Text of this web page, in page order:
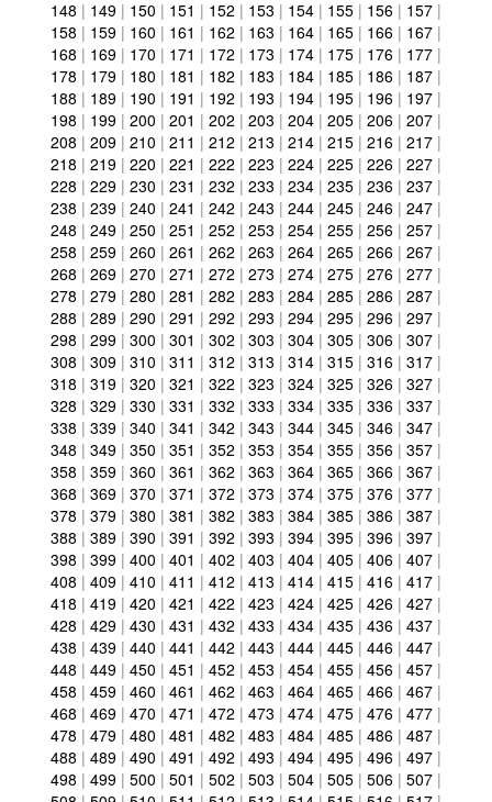
148 | 149 | 150 | 151 | 152 | 153 | 154 | 155 | 156 | 157 |
158 | 159 | 160 | 161 | 162 | 163 | 164 | 165 | 166 | 167 |
168 | 169 | 170 | 171 | 172 | 173 | 174 | 175 | 176 | 177 |
178 | 179 | 180 | 181 | 182 | 183 | 184 | 185 | 186 | 187 |
188 | 189 | 190 | 191 | 192 | 193 | 194 | 195 | 196 | 197 |
198 | 199 | 200 | 201 | 202 | 203 | 204 | 205 | 206 | 207 |
208 | 209 | 210 | 211 | 212 | 213 | 214 | 215 | 216 | 217 |
218 | 219 | 220 | 221 | 222 | 223 | 224 | 225 | 226 | 227 |
228 | 229 | 230 | 231 | 232 | 233 | 234 | 235 | 236 | 237 |
238 | 239 | 240 | 241 | 242 | 243 | 244 | 245 | 246 | 247 |
248 | 249 | 250 | 251 | 252 | 253 | 254 | 255 | 256 | 257 |
258 | 259 | 260 | 261 | 262 | 263 | 264 | 265 | 266 | 267 |
268 | 269 | 270 | 271 | 272 | 273 | 274 | 275 | 276 | 277 |
278 | 279 | 280 | 281 | 282 | 283 | 284 | 285 | 286 | 287 |
288 | 289 | 290 | 291 | 292 | 293 | 294 | 295 | 296 | 297 |
298 | 299 | 300 | 301 | 302 | 303 | 304 | 305 | 306 | 307 |
308 | 309 | 310 | 311 | 312 | 313 | 314 | 315 | 316 | 317 |
318 | 319 | 320 | 321 | 322 | 323 | 324 | 325 | 326 | 327 |
328 | 329 | 330 | 331 | 332 | 333 | 334 | 335 | 336 | 337 |
338 | 339 | 340 | 341 | 342 | 343 | 344 | 345 | 346 | 347 |
348 | 349 | 350 | 351 | 352 | 353 | 354 | 355 | 356 | 357 |
358 | 359 | 360 | 361 | 362 | 363 | 364 | 365 | 366 | 367 |
368 | 369 | 370 | 371 | 372 | 373 | 374 | 375 | 376 | 377 |
378 | 379 | 380 | 381 | 382 | 383 | 384 | 385 | 386 | 387 |
388 | 389 | 390 | 391 | 392 | 393 | 394 | 395 | 396 | 397 |
398 | 399 | 400 | 401 | 402 | 403 | 404 | 405 | 406 | 407 |
408 | 409 | 410 | 411 | 412 | 413 | 414 | 415 | 416 | 417 |
418 | 419 | 420 | 421 | 422 | 423 | 424 | 425 | 426 | 427 |
428 | 429 | 430 | 431 | 432 | 433 | 434 | 435 | 436 | 437 |
438 | 439 | 440 | 441 | 442 | 443 | 444 | 445 | 446 | 447 |
448 | 449 | 450 | 451 | 452 | 453 | 454 | 455 | 456 | 457 |
458 | 459 | 460 | 461 | 462 | 463 | 464 | 465 | 466 | 467 |
468 | 469 | 470 | 471 | 472 | 473 | 474 | 475 | 476 | 477 |
478 | 479 | 480 | 481 | 482 | 483 | 484 | 485 | 486 | 487 |
488 | 489 | 490 | 491 | 492 | 493 | 494 | 495 | 496 | 497 |
498 | 499 | 500 | 501 | 502 | 503 | 504 | 505 | 506 | 507 |